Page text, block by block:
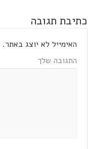
כתיבת תגובה
האימייל לא יוצג באתר.
התגובה שלך